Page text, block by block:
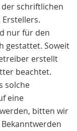
schriftlichen
nur für den
gestattet. Soweit
erstellt
beachtet.
solche
eine
bitten wir